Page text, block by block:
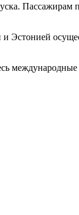
Пассажирам
и Эстонией